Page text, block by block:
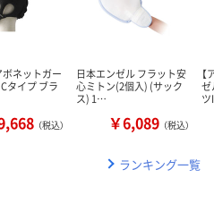
ネットガー
タイプ ブラ
（税込）
日本エンゼル フラット安
心ミトン(2個入) (サック
ス) 1…
￥6,089 （税込）
ゼ
ランキング一覧